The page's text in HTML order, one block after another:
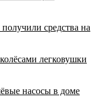
средства на
легковушки
насосы в доме